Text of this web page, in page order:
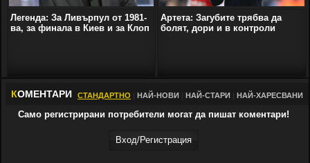
Легенда: За Ливърпул от 1981-
ва, за финала в Киев и за Клоп
Артета: Загубите трябва да
болят, дори и в контроли
КОМЕНТАРИ СТАНДАРТНО НАЙ-НОВИ НАЙ-СТАРИ НАЙ-ХАРЕСВАНИ
Само регистрирани потребители могат да пишат коментари!
Вход/Регистрaция